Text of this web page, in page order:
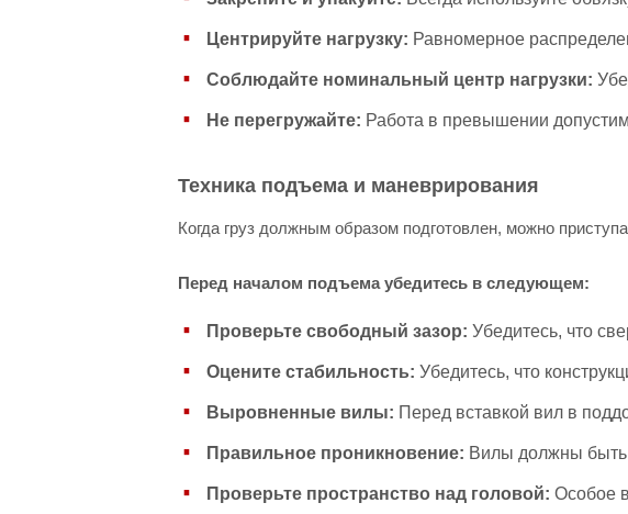
Центрируйте нагрузку: Равномерное
Соблюдайте номинальный центр нагрузки:
Не перегружайте: Работа в превышении
Техника подъема и маневрирования
Когда груз должным образом подготовлен, можно
Перед началом подъема убедитесь в следующем:
Проверьте свободный зазор: Убедитесь, что
Оцените стабильность: Убедитесь, что
Выровненные вилы: Перед вставкой вил в
Правильное проникновение: Вилы должны быть
Проверьте пространство над головой: Особое